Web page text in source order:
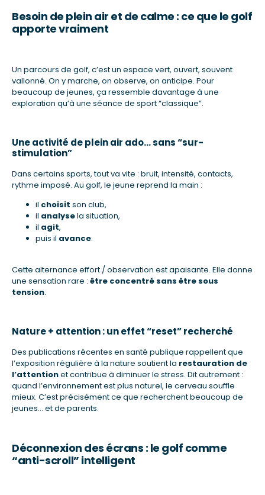
Besoin de plein air et de calme : ce que le golf
apporte vraiment
Un parcours de golf, c’est un espace vert, ouvert, souvent
vallonné. On y marche, on observe, on anticipe. Pour
beaucoup de jeunes, ça ressemble davantage à une
exploration qu’à une séance de sport “classique”.
Une activité de plein air ado… sans “sur-
stimulation”
Dans certains sports, tout va vite : bruit, intensité, contacts,
rythme imposé. Au golf, le jeune reprend la main :
il choisit son club,
il analysela situation,
il agit,
puis il avance.
Cette alternance effort / observation est apaisante. Elle donne
une sensation rare : être concentré sans être sous
tension.
Nature + attention : un effet “reset” recherché
Des publications récentes en santé publique rappellent que
l’exposition régulière à la nature soutient la restauration de
l’attentionet contribue à diminuer le stress. Dit autrement :
quand l’environnement est plus naturel, le cerveau souffle
mieux. C’est précisément ce que recherchent beaucoup de
jeunes… et de parents.
Déconnexion des écrans : le golf comme
“anti-scroll” intelligent